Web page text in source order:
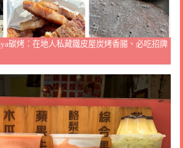
碳烤：在地人私藏鐵皮屋炭烤香腸、必吃招牌